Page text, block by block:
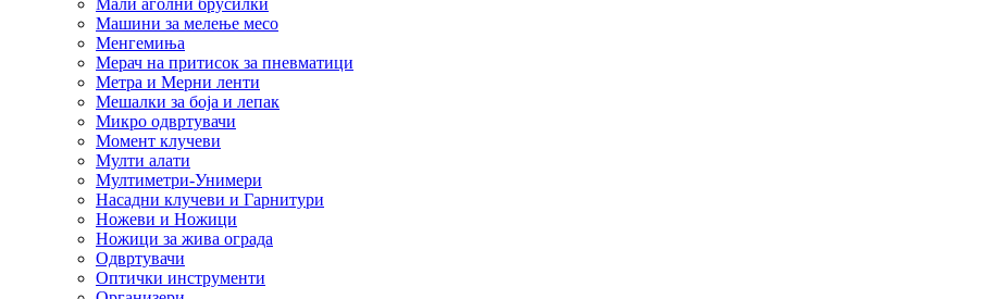
Мали аголни брусилки
Машини за мелење месо
Менгемиња
Мерач на притисок за пневматици
Метра и Мерни ленти
Мешалки за боја и лепак
Микро одвртувачи
Момент клучеви
Мулти алати
Мултиметри-Унимери
Насадни клучеви и Гарнитури
Ножеви и Ножици
Ножици за жива ограда
Одвртувачи
Оптички инструменти